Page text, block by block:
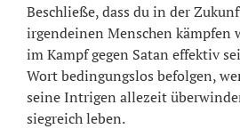
Beschließe, dass du in der
irgendeinen Menschen kämpfen
im Kampf gegen Satan effektiv
Wort bedingungslos befolgen,
seine Intrigen allezeit
siegreich leben.